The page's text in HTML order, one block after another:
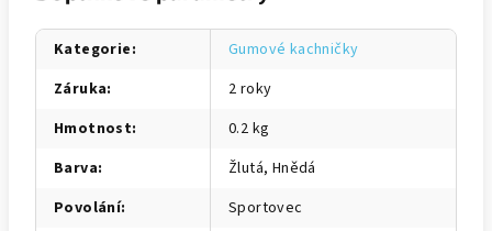
Kategorie:
Gumové kachničky
Záruka:
2 roky
Hmotnost:
0.2 kg
Barva:
Žlutá, Hnědá
Povolání: Sportovec